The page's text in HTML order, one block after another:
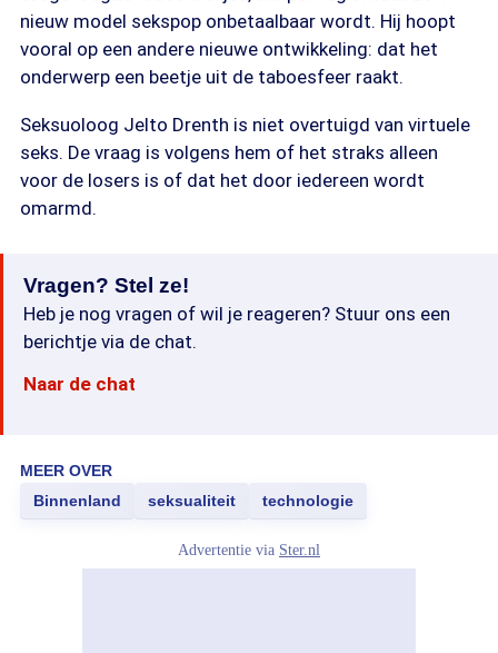
nieuw model sekspop onbetaalbaar wordt. Hij hoopt
vooral op een andere nieuwe ontwikkeling: dat het
onderwerp een beetje uit de taboesfeer raakt.
Seksuoloog Jelto Drenth is niet overtuigd van virtuele
seks. De vraag is volgens hem of het straks alleen
voor de losers is of dat het door iedereen wordt
omarmd.
Vragen? Stel ze!
Heb je nog vragen of wil je reageren? Stuur ons een
berichtje via de chat.
Naar de chat
MEER OVER
Binnenland
seksualiteit technologie
Advertentie via Ster.nl